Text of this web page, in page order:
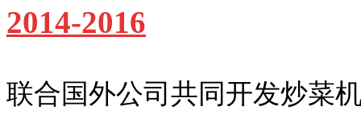
2014-2016
联合国外公司共同开发炒菜